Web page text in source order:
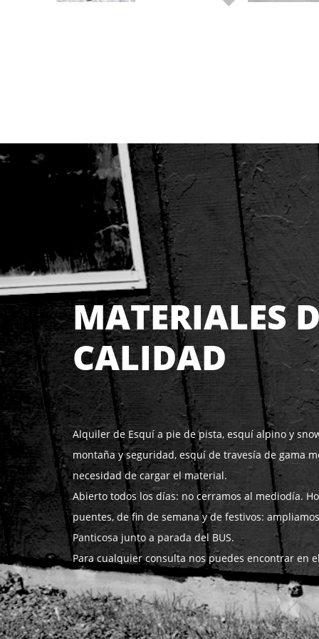
MATERIALES
CALIDAD
Alquiler de Esquí a pie de pista, esquí alpino y
montaña y seguridad, esquí de travesía de gama
necesidad de cargar el material.
Abierto todos los días: no cerramos al mediodía.
puentes, de fin de semana y de festivos:
Panticosa junto a parada del BUS.
Para cualquier consulta nos puedes encontrar en